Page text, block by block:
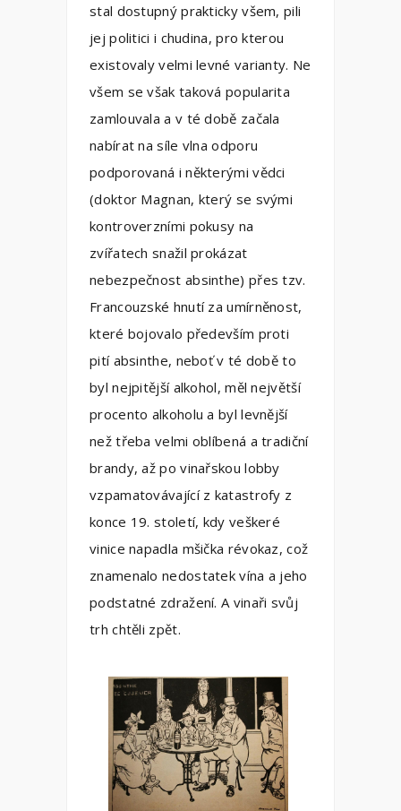
stal dostupný prakticky všem, pili
jej politici i chudina, pro kterou
existovaly velmi levné varianty. Ne
všem se však taková popularita
zamlouvala a v té době začala
nabírat na síle vlna odporu
podporovaná i některými vědci
(doktor Magnan, který se svými
kontroverzními pokusy na
zvířatech snažil prokázat
nebezpečnost absinthe) přes tzv.
Francouzské hnutí za umírněnost,
které bojovalo především proti
pití absinthe, neboť v té době to
byl nejpitější alkohol, měl největší
procento alkoholu a byl levnější
než třeba velmi oblíbená a tradiční
brandy, až po vinařskou lobby
vzpamatovávající z katastrofy z
konce 19. století, kdy veškeré
vinice napadla mšička révokaz, což
znamenalo nedostatek vína a jeho
podstatné zdražení. A vinaři svůj
trh chtěli zpět.